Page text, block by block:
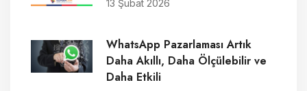
13 Şubat 2026
WhatsApp Pazarlaması Artık
Daha Akıllı, Daha Ölçülebilir ve
Daha Etkili